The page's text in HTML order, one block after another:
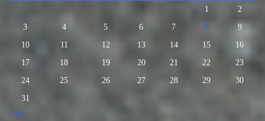
1
2
3
4 5 6 7 8
9
10
11 12 13 14 15
16
17
18 19 20 21 22
23
24
25 26 27 28 29
30
31
« iul.